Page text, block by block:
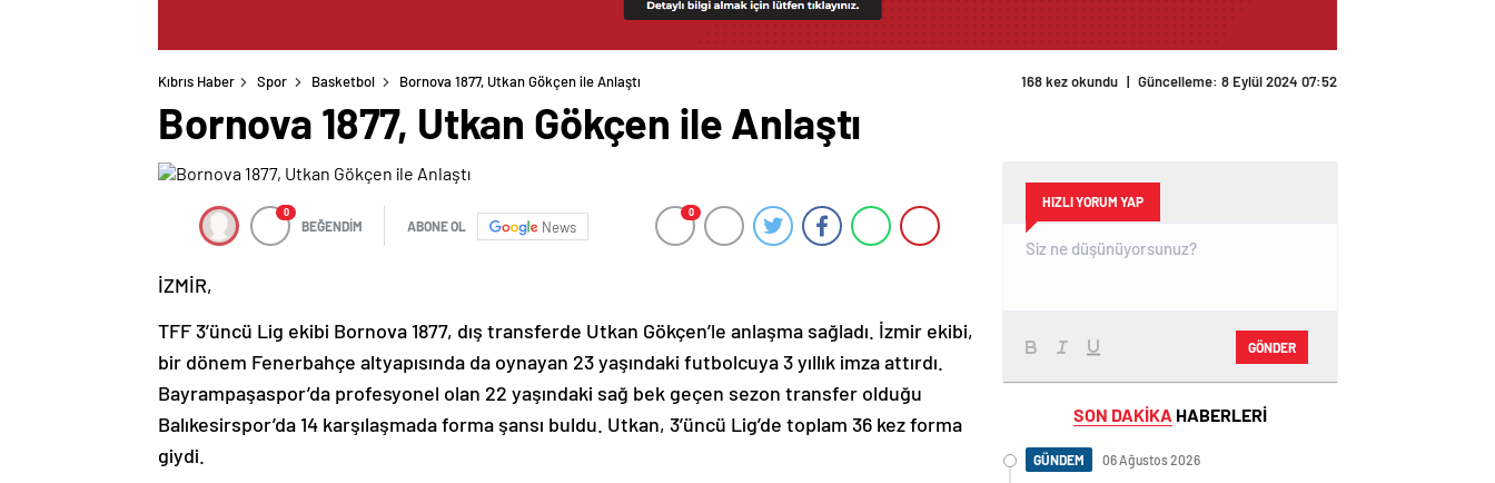
Kıbrıs Haber Spor Basketbol Bornova 1877, Utkan Gökçen ile Anlaştı 168 kez okundu | Güncelleme: 8 Eylül 2024 07:52
Bornova 1877, Utkan Gökçen ile Anlaştı
0
BEĞENDİM ABONE OL News
0
İZMİR,
TFF 3’üncü Lig ekibi Bornova 1877, dış transferde Utkan Gökçen’le anlaşma sağladı. İzmir ekibi,
bir dönem Fenerbahçe altyapısında da oynayan 23 yaşındaki futbolcuya 3 yıllık imza attırdı.
Bayrampaşaspor’da profesyonel olan 22 yaşındaki sağ bek geçen sezon transfer olduğu
Balıkesirspor’da 14 karşılaşmada forma şansı buldu. Utkan, 3’üncü Lig’de toplam 36 kez forma
giydi.
HIZLI YORUM YAP
GÖNDER
SON DAKİKA HABERLERİ
GÜNDEM 06 Ağustos 2026